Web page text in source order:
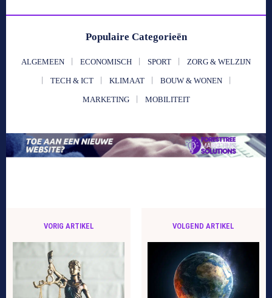
Populaire Categorieën
ALGEMEEN ECONOMISCH SPORT ZORG & WELZIJN
TECH & ICT KLIMAAT BOUW & WONEN
MARKETING MOBILITEIT
VORIG ARTIKEL VOLGEND ARTIKEL